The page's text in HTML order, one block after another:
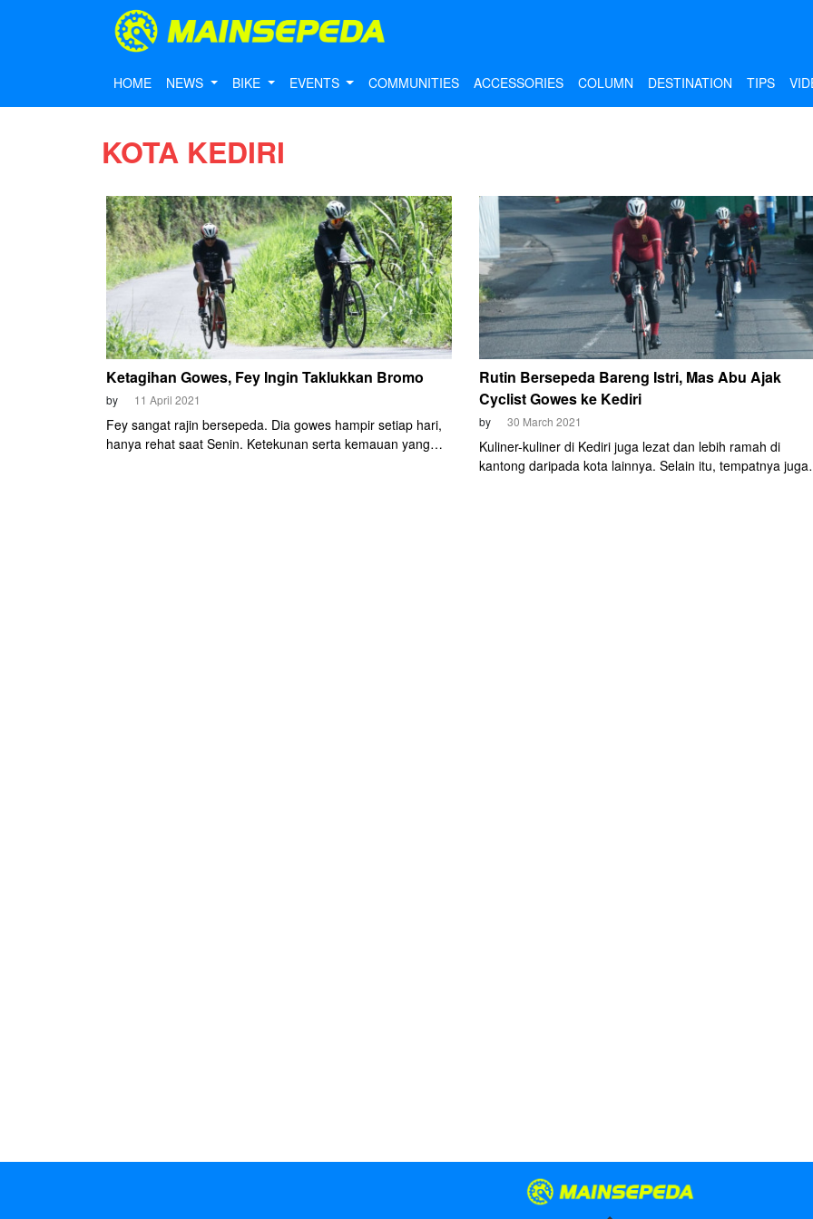
HOME NEWS BIKE EVENTS COMMUNITIES ACCESSORIES COLUMN DESTINATION TIPS
KOTA KEDIRI
Ketagihan Gowes, Fey Ingin Taklukkan Bromo
by 11 April 2021
Fey sangat rajin bersepeda. Dia gowes hampir setiap hari,
hanya rehat saat Senin. Ketekunan serta kemauan yang
Rutin Bersepeda Bareng Istri, Mas Abu Ajak
Cyclist Gowes ke Kediri
by 30 March 2021
Kuliner-kuliner di Kediri juga lezat dan lebih ramah di
kantong daripada kota lainnya. Selain itu, tempatnya juga